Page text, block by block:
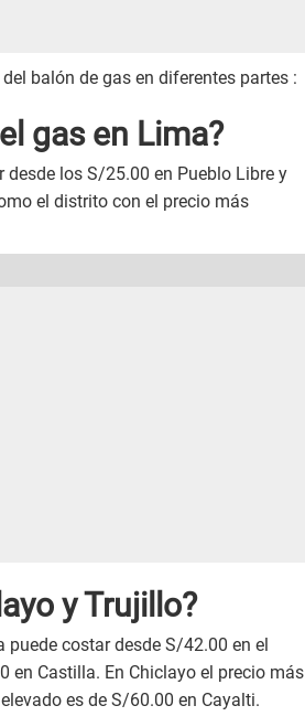
balón de gas en diferentes partes :
gas en Lima?
desde los S/25.00 en Pueblo Libre y
el distrito con el precio más
y Trujillo?
costar desde S/42.00 en el
en Castilla. En Chiclayo el precio más
es de S/60.00 en Cayalti.